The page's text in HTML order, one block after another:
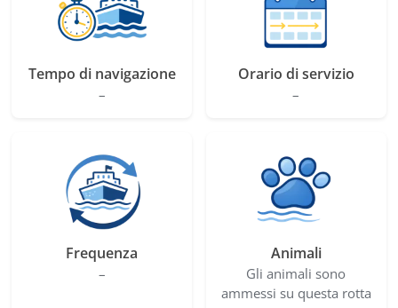
Tempo di navigazione
–
Orario di servizio
–
Frequenza
–
Animali
Gli animali sono
ammessi su questa rotta